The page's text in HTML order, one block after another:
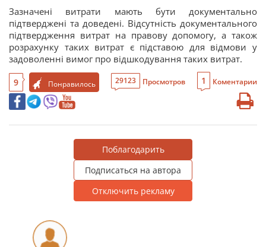
Зазначені витрати мають бути документально
підтверджені та доведені. Відсутність документального
підтвердження витрат на правову допомогу, а також
розрахунку таких витрат є підставою для відмови у
задоволенні вимог про відшкодування таких витрат.
9 Понравилось 29123 Просмотров 1 Коментарии
Поблагодарить
Подписаться на автора
Отключить рекламу